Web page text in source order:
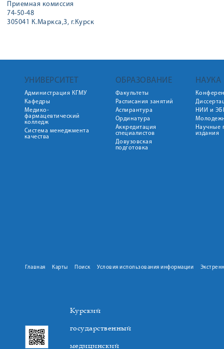
Приемная комиссия
74-50-48
305041 К.Маркса,3, г.Курск
УНИВЕРСИТЕТ
Администрация КГМУ
Кафедры
Медико-
фармацевтический
колледж
Система менеджмента
качества
ОБРАЗОВАНИЕ
Факультеты
Расписания занятий
Аспирантура
Ординатура
Аккредитация
специалистов
Довузовская
подготовка
НАУКА
НИИ и
Научные
издания
Главная Карты Поиск Условия использования информации
Курский
государственный
медицинский